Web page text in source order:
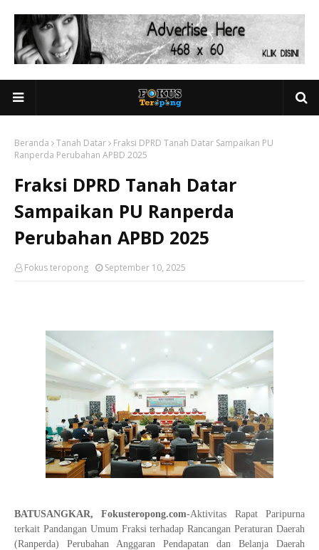
Beranda Tanah Datar
Fraksi DPRD Tanah Datar Sampaikan PU
Ranperda Perubahan APBD 2025
Fraksi DPRD Tanah Datar
Sampaikan PU Ranperda
Perubahan APBD 2025
Fokus teropong September 10, 2025
BATUSANGKAR, Fokusteropong.com-Aktivitas Rapat Paripurna
terkait Pandangan Umum Fraksi terhadap Rancangan Peraturan Daerah
(Ranperda) Perubahan Anggaran Pendapatan dan Belanja Daerah